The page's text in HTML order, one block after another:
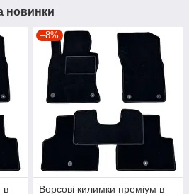
новинки
в
–8%
Ворсові килимки преміум в